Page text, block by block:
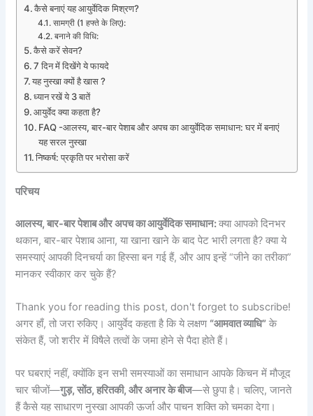
कैसे बनाएं यह आयुर्वेदिक मिश्रण?
सामग्री (1 हफ्ते के लिए):
बनाने की विधि:
कैसे करें सेवन?
7 दिन में दिखेंगे ये फायदे
यह नुस्खा क्यों है खास ?
ध्यान रखें ये 3 बातें
आयुर्वेद क्या कहता है?
FAQ -आलस्य, बार-बार पेशाब और अपच का आयुर्वेदिक समाधान: घर में बनाएं
यह सरल नुस्खा
निष्कर्ष: प्रकृति पर भरोसा करें
परिचय
आलस्य, बार-बार पेशाब और अपच का आयुर्वेदिक समाधान:क्या आपको दिनभर
थकान, बार-बार पेशाब आना, या खाना खाने के बाद पेट भारी लगता है? क्या ये
समस्याएं आपकी दिनचर्या का हिस्सा बन गई हैं, और आप इन्हें “जीने का तरीका”
मानकर स्वीकार कर चुके हैं?
Thank you for reading this post, don't forget to subscribe!
अगर हाँ, तो जरा रुकिए। आयुर्वेद कहता है कि ये लक्षण “आमवात व्याधि” के
संकेत हैं, जो शरीर में विषैले तत्वों के जमा होने से पैदा होते हैं।
पर घबराएं नहीं, क्योंकि इन सभी समस्याओं का समाधान आपके किचन में मौजूद
चार चीजों—गुड़, सोंठ, हरितकी, और अनार के बीज—से छुपा है। चलिए, जानते
हैं कैसे यह साधारण नुस्खा आपकी ऊर्जा और पाचन शक्ति को चमका देगा।